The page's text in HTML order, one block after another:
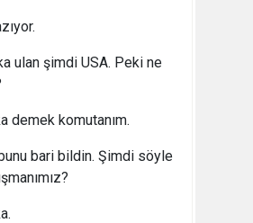
ulan şimdi USA. Peki ne
demek komutanım.
bari bildin. Şimdi söyle